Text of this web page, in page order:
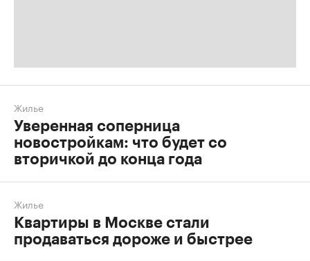
Жилье
Уверенная соперница
новостройкам: что будет со
вторичкой до конца года
Жилье
Квартиры в Москве стали
продаваться дороже и быстрее